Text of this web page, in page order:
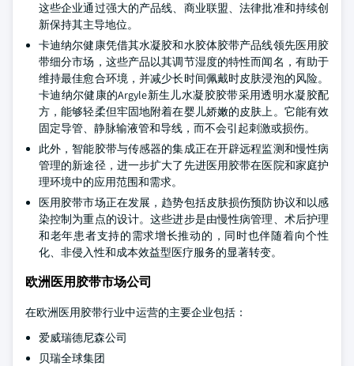
这些企业通过强大的产品线、商业联盟、法律批准和持续创
新保持其主导地位。
卡迪纳尔健康凭借其水凝胶和水胶体胶带产品线领先医用胶
带细分市场，这些产品以其调节湿度的特性而闻名，有助于
维持最佳愈合环境，并减少长时间佩戴时皮肤浸泡的风险。
卡迪纳尔健康的Argyle新生儿水凝胶胶带采用透明水凝胶配
方，能够轻柔但牢固地附着在婴儿娇嫩的皮肤上。它能有效
固定导管、静脉输液管和导线，而不会引起刺激或损伤。
此外，智能胶带与传感器的集成正在开辟远程监测和慢性病
管理的新途径，进一步扩大了先进医用胶带在医院和家庭护
理环境中的应用范围和需求。
医用胶带市场正在发展，趋势包括皮肤损伤预防协议和以感
染控制为重点的设计。这些进步是由慢性病管理、术后护理
和老年患者支持的需求增长推动的，同时也伴随着向个性
化、非侵入性和成本效益型医疗服务的显著转变。
欧洲医用胶带市场公司
在欧洲医用胶带行业中运营的主要企业包括：
爱威瑞德尼森公司
贝瑞全球集团